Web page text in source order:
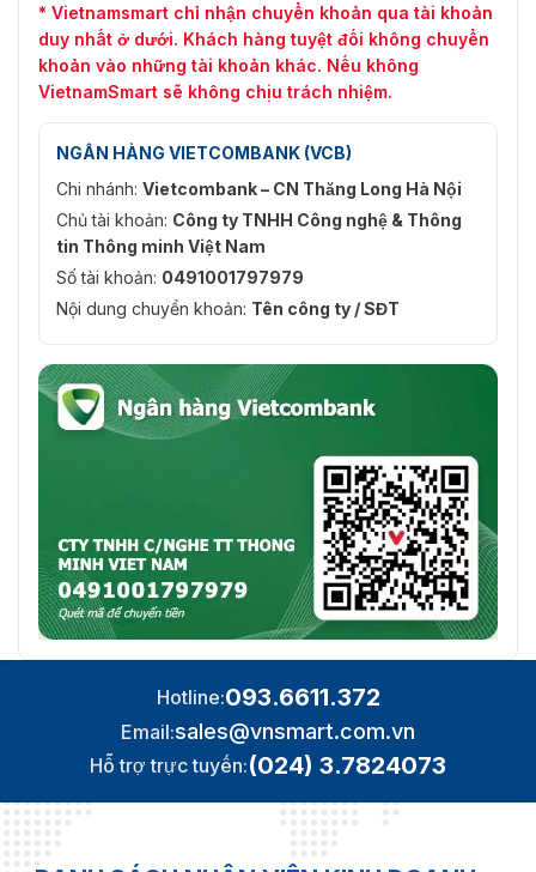
* Vietnamsmart chỉ nhận chuyển khoản qua tài khoản
duy nhất ở dưới. Khách hàng tuyệt đối không chuyển
khoản vào những tài khoản khác. Nếu không
VietnamSmart sẽ không chịu trách nhiệm.
NGÂN HÀNG VIETCOMBANK (VCB)
Chi nhánh: Vietcombank – CN Thăng Long Hà Nội
Chủ tài khoản: Công ty TNHH Công nghệ & Thông
tin Thông minh Việt Nam
Số tài khoản: 0491001797979
Nội dung chuyển khoản: Tên công ty / SĐT
Hotline:093.6611.372
Email:sales@vnsmart.com.vn
Hỗ trợ trực tuyến:(024) 3.7824073